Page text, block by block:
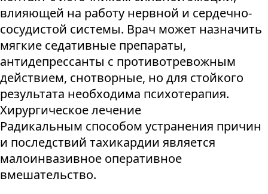
влияющей на работу нервной и сердечно-
сосудистой системы. Врач может назначить
мягкие седативные препараты,
антидепрессанты с противотревожным
действием, снотворные, но для стойкого
результата необходима психотерапия.
Хирургическое лечение
Радикальным способом устранения причин
и последствий тахикардии является
малоинвазивное оперативное
вмешательство.